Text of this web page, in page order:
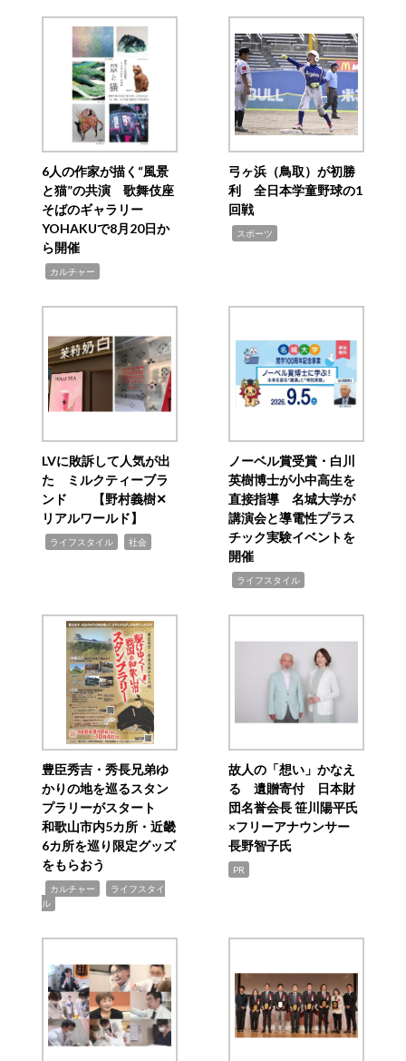
6人の作家が描く“風景
と猫”の共演 歌舞伎座
そばのギャラリー
YOHAKUで8月20日か
ら開催
カルチャー
弓ヶ浜（鳥取）が初勝
利 全日本学童野球の1
回戦
スポーツ
LVに敗訴して人気が出
た ミルクティーブラ
ンド 【野村義樹✕
リアルワールド】
ライフスタイル 社会
ノーベル賞受賞・白川
英樹博士が小中高生を
直接指導 名城大学が
講演会と導電性プラス
チック実験イベントを
開催
ライフスタイル
豊臣秀吉・秀長兄弟ゆ
かりの地を巡るスタン
プラリーがスタート
和歌山市内5カ所・近畿
6カ所を巡り限定グッズ
をもらおう
カルチャー
ライフスタイ
ル
故人の「想い」かなえ
る 遺贈寄付 日本財
団名誉会長 笹川陽平氏
×フリーアナウンサー
長野智子氏
PR